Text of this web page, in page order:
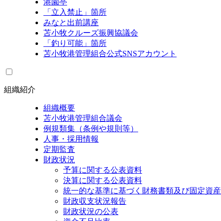
港園亭
「立入禁止」箇所
みなと出前講座
苫小牧クルーズ振興協議会
「釣り可能」箇所
苫小牧港管理組合公式SNSアカウント
組織紹介
組織概要
苫小牧港管理組合議会
例規類集（条例や規則等）
人事・採用情報
定期監査
財政状況
予算に関する公表資料
決算に関する公表資料
統一的な基準に基づく財務書類及び固定資
財政収支状況報告
財政状況の公表